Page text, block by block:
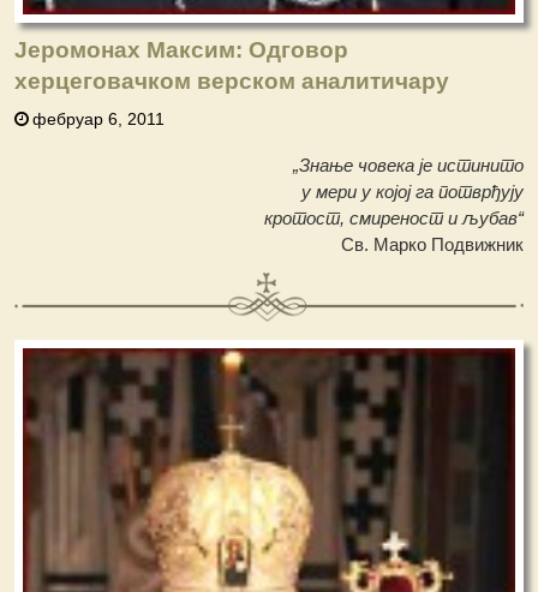
Јеромонах Максим: Одговор
херцеговачком верском аналитичару
фебруар 6, 2011
„Знање човека је истинито
у мери у којој га потврђују
кротост, смиреност и љубав“
Св. Марко Подвижник